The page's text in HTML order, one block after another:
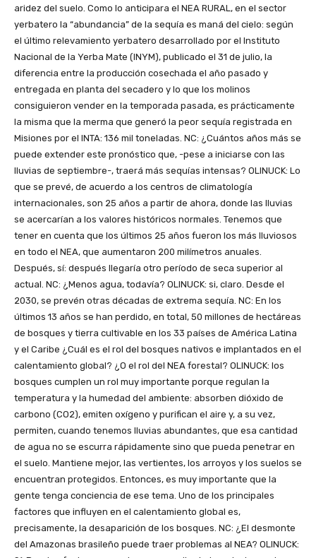
aridez del suelo. Como lo anticipara el NEA RURAL, en el sector
yerbatero la “abundancia” de la sequía es maná del cielo: según
el último relevamiento yerbatero desarrollado por el Instituto
Nacional de la Yerba Mate (INYM), publicado el 31 de julio, la
diferencia entre la producción cosechada el año pasado y
entregada en planta del secadero y lo que los molinos
consiguieron vender en la temporada pasada, es prácticamente
la misma que la merma que generó la peor sequía registrada en
Misiones por el INTA: 136 mil toneladas. NC: ¿Cuántos años más se
puede extender este pronóstico que, -pese a iniciarse con las
lluvias de septiembre-, traerá más sequías intensas? OLINUCK: Lo
que se prevé, de acuerdo a los centros de climatología
internacionales, son 25 años a partir de ahora, donde las lluvias
se acercarían a los valores históricos normales. Tenemos que
tener en cuenta que los últimos 25 años fueron los más lluviosos
en todo el NEA, que aumentaron 200 milímetros anuales.
Después, sí: después llegaría otro período de seca superior al
actual. NC: ¿Menos agua, todavía? OLINUCK: si, claro. Desde el
2030, se prevén otras décadas de extrema sequía. NC: En los
últimos 13 años se han perdido, en total, 50 millones de hectáreas
de bosques y tierra cultivable en los 33 países de América Latina
y el Caribe ¿Cuál es el rol del bosques nativos e implantados en el
calentamiento global? ¿O el rol del NEA forestal? OLINUCK: los
bosques cumplen un rol muy importante porque regulan la
temperatura y la humedad del ambiente: absorben dióxido de
carbono (CO2), emiten oxígeno y purifican el aire y, a su vez,
permiten, cuando tenemos lluvias abundantes, que esa cantidad
de agua no se escurra rápidamente sino que pueda penetrar en
el suelo. Mantiene mejor, las vertientes, los arroyos y los suelos se
encuentran protegidos. Entonces, es muy importante que la
gente tenga conciencia de ese tema. Uno de los principales
factores que influyen en el calentamiento global es,
precisamente, la desaparición de los bosques. NC: ¿El desmonte
del Amazonas brasileño puede traer problemas al NEA? OLINUCK: